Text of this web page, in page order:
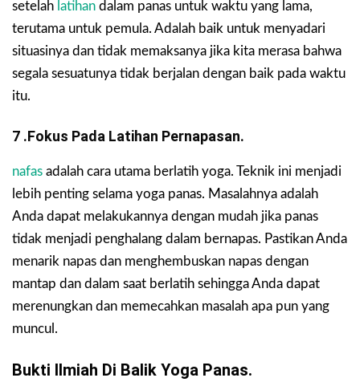
setelah latihan dalam panas untuk waktu yang lama,
terutama untuk pemula. Adalah baik untuk menyadari
situasinya dan tidak memaksanya jika kita merasa bahwa
segala sesuatunya tidak berjalan dengan baik pada waktu
itu.
7 .Fokus Pada Latihan Pernapasan.
nafas adalah cara utama berlatih yoga. Teknik ini menjadi
lebih penting selama yoga panas. Masalahnya adalah
Anda dapat melakukannya dengan mudah jika panas
tidak menjadi penghalang dalam bernapas. Pastikan Anda
menarik napas dan menghembuskan napas dengan
mantap dan dalam saat berlatih sehingga Anda dapat
merenungkan dan memecahkan masalah apa pun yang
muncul.
Bukti Ilmiah Di Balik Yoga Panas.